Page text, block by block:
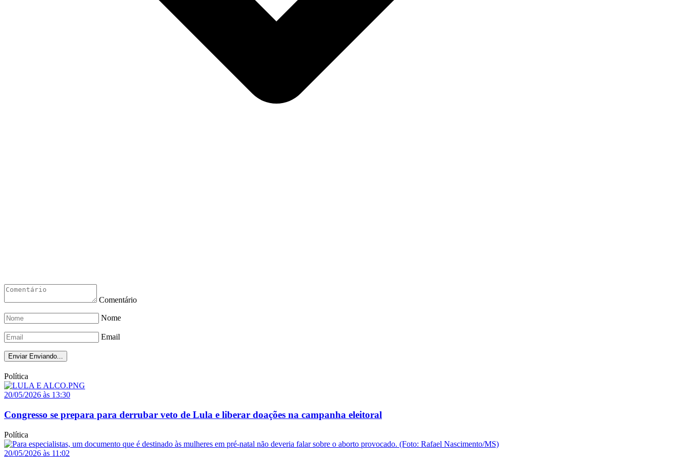
Comentário
Nome
Email
Enviar Enviando...
Política
20/05/2026 às 13:30
Congresso se prepara para derrubar veto de Lula e liberar doações na campanha eleitoral
Política
20/05/2026 às 11:02